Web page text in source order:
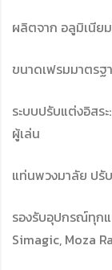
ผลิตจาก อลูมิเนีย
ขนาดเฟรมมาตรฐ
ระบบปรับแต่งอิสร
ผู้เล่น
แท่นพวงมาลัย ปรั
รองรับอุปกรณ์ทุก
Simagic, Moza